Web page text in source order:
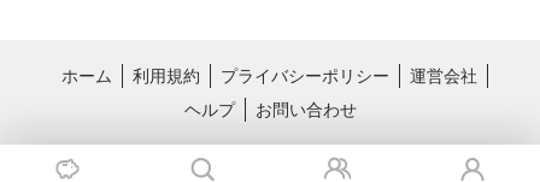
ホーム 利用規約 プライバシーポリシー
運営会社
ヘルプ
お問い合わせ